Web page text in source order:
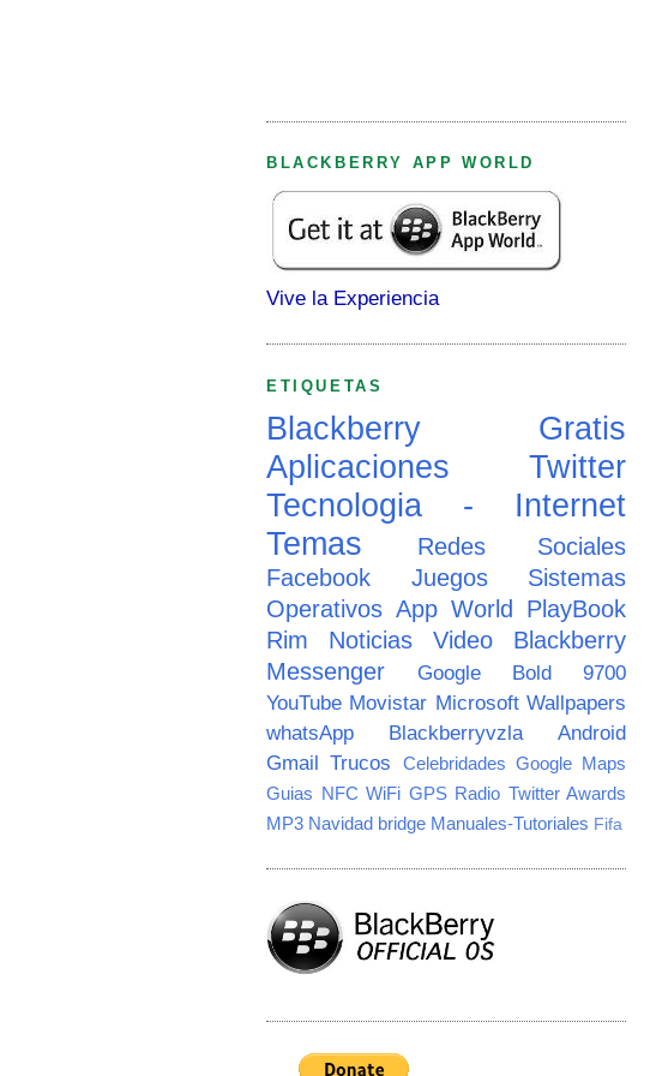
BLACKBERRY APP WORLD
Vive la Experiencia
ETIQUETAS
Blackberry
Gratis
Aplicaciones
Twitter
Tecnologia - Internet
Temas
Redes Sociales
Facebook
Juegos
Sistemas
Operativos App World PlayBook
Rim
Noticias Video
Blackberry
Messenger
Google
Bold 9700
YouTube Movistar Microsoft Wallpapers
whatsApp
Blackberryvzla
Android
Gmail Trucos Celebridades Google Maps
Guias NFC WiFi GPS Radio Twitter Awards
MP3 Navidad bridge Manuales-Tutoriales Fifa